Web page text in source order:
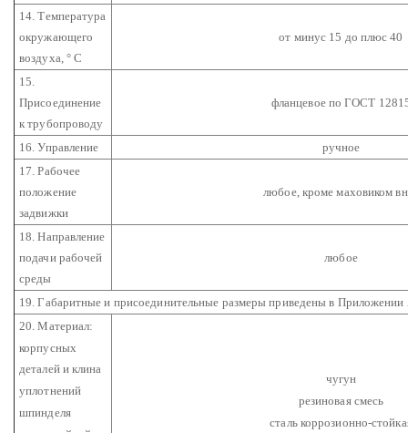
14. Температура
окружающего
воздуха, ° С
от минус 15 до плюс 40
15.
Присоединение
к трубопроводу
фланцевое по ГОСТ
16. Управление
ручное
17. Рабочее
положение
задвижки
любое, кроме маховиком
18. Направление
подачи рабочей
среды
любое
19. Габаритные и присоединительные размеры приведены в Приложении
20. Материал:
корпусных
деталей и клина
уплотнений
шпинделя
чугун
резиновая смесь
сталь коррозионно-